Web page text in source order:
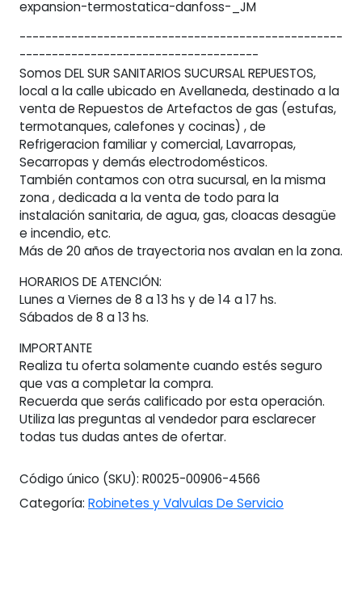
expansion-termostatica-danfoss-_JM
--------------------------------------------------
-------------------------------------
Somos DEL SUR SANITARIOS SUCURSAL REPUESTOS,
local a la calle ubicado en Avellaneda, destinado a la
venta de Repuestos de Artefactos de gas (estufas,
termotanques, calefones y cocinas) , de
Refrigeracion familiar y comercial, Lavarropas,
Secarropas y demás electrodomésticos.
También contamos con otra sucursal, en la misma
zona , dedicada a la venta de todo para la
instalación sanitaria, de agua, gas, cloacas desagüe
e incendio, etc.
Más de 20 años de trayectoria nos avalan en la zona.
HORARIOS DE ATENCIÓN:
Lunes a Viernes de 8 a 13 hs y de 14 a 17 hs.
Sábados de 8 a 13 hs.
IMPORTANTE
Realiza tu oferta solamente cuando estés seguro
que vas a completar la compra.
Recuerda que serás calificado por esta operación.
Utiliza las preguntas al vendedor para esclarecer
todas tus dudas antes de ofertar.
Código único (SKU): R0025-00906-4566
Categoría: Robinetes y Valvulas De Servicio